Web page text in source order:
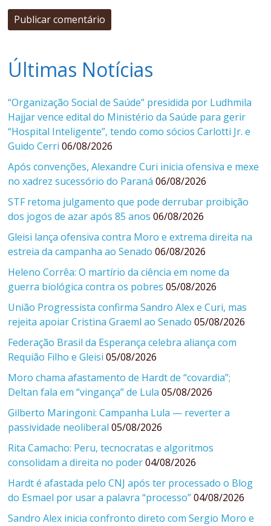
Últimas Notícias
“Organização Social de Saúde” presidida por Ludhmila
Hajjar vence edital do Ministério da Saúde para gerir
“Hospital Inteligente”, tendo como sócios Carlotti Jr. e
Guido Cerri 06/08/2026
Após convenções, Alexandre Curi inicia ofensiva e mexe
no xadrez sucessório do Paraná 06/08/2026
STF retoma julgamento que pode derrubar proibição
dos jogos de azar após 85 anos 06/08/2026
Gleisi lança ofensiva contra Moro e extrema direita na
estreia da campanha ao Senado 06/08/2026
Heleno Corrêa: O martírio da ciência em nome da
guerra biológica contra os pobres 05/08/2026
União Progressista confirma Sandro Alex e Curi, mas
rejeita apoiar Cristina Graeml ao Senado 05/08/2026
Federação Brasil da Esperança celebra aliança com
Requião Filho e Gleisi 05/08/2026
Moro chama afastamento de Hardt de “covardia”;
Deltan fala em “vingança” de Lula 05/08/2026
Gilberto Maringoni: Campanha Lula — reverter a
passividade neoliberal 05/08/2026
Rita Camacho: Peru, tecnocratas e algoritmos
consolidam a direita no poder 04/08/2026
Hardt é afastada pelo CNJ após ter processado o Blog
do Esmael por usar a palavra “processo” 04/08/2026
Sandro Alex inicia confronto direto com Sergio Moro e